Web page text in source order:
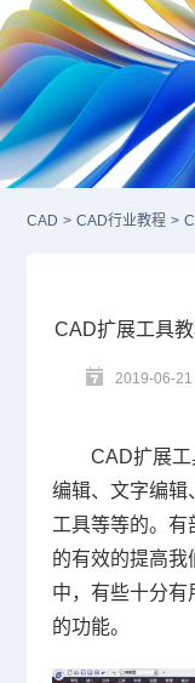
CAD > CAD行业教程 >
CAD扩展工具
2019-06-21
CAD扩展
编辑、文字编辑
工具等等的。有
的有效的提高
中，有些十分有
的功能。